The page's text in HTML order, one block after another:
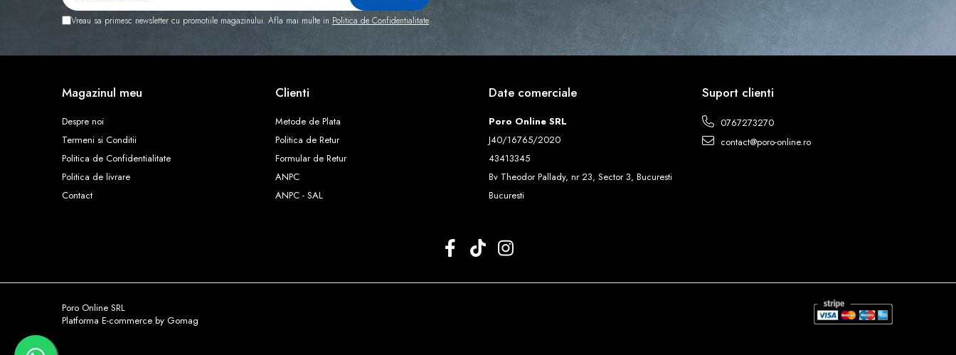
Vreau sa primesc newsletter cu promotiile magazinului. Afla mai multe in Politica de Confidentialitate
Magazinul meu
Despre noi
Termeni si Conditii
Politica de Confidentialitate
Politica de livrare
Contact
Clienti
Metode de Plata
Politica de Retur
Formular de Retur
ANPC
ANPC - SAL
Date comerciale
Poro Online SRL
J40/16765/2020
43413345
Bv Theodor Pallady, nr 23, Sector 3, Bucuresti
Bucuresti
Suport clienti
0767273270
contact@poro-online.ro
Poro Online SRL
Platforma E-commerce by Gomag